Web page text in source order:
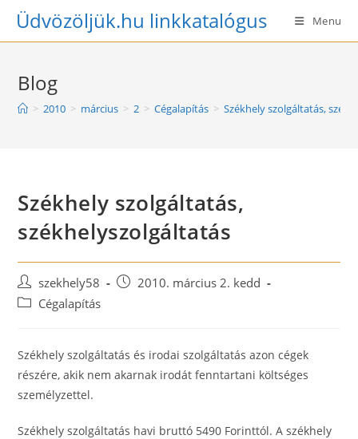
SkipÜdvözöljük.hu linkkatalógus Menu
Blog
> 2010 > március > 2 > Cégalapítás > Székhely szolgáltatás,
Székhely szolgáltatás,
székhelyszolgáltatás
Post
author:
szekhely58
Post2010. március 2. kedd
PostCégalapítás
Székhely szolgáltatás és irodai szolgáltatás azon cégek
részére, akik nem akarnak irodát fenntartani költséges
személyzettel.
Székhely szolgáltatás havi bruttó 5490 Forinttól. A székhely